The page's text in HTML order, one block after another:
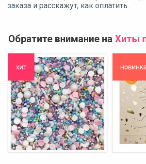
заказа и расскажут, как оплатить.
Обратите внимание на Хиты
хит новинка